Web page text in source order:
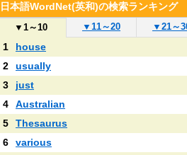
日本語WordNet(英和)の検索ランキング
▼ 1～10 ▼ 11～20 ▼ 21～
1
house
2
usually
3
just
4
Australian
5
Thesaurus
6
various